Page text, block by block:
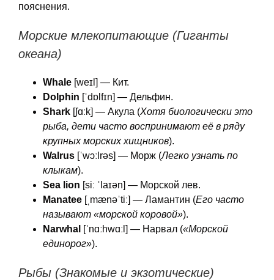
пояснения.
Морские млекопитающие (Гиганты
океана)
Whale [weɪl] — Кит.
Dolphin [ˈdɒlfɪn] — Дельфин.
Shark [ʃɑːk] — Акула (Хотя биологически это
рыба, дети часто воспринимают её в ряду
крупных морских хищников).
Walrus [ˈwɔːlrəs] — Морж (Легко узнать по
клыкам).
Sea lion [siː ˈlaɪən] — Морской лев.
Manatee [ˌmænəˈtiː] — Ламантин (Его часто
называют «морской коровой»).
Narwhal [ˈnɑːhwɑːl] — Нарвал («Морской
единорог»).
Рыбы (Знакомые и экзотические)